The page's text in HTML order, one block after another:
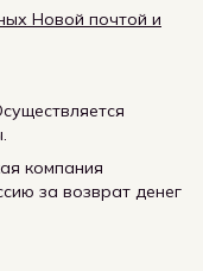
Новой почтой и
компания
за возврат денег